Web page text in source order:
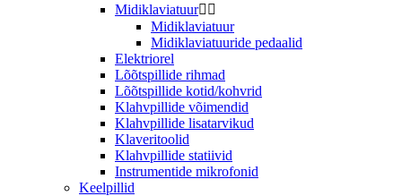
Midiklaviatuur 
Midiklaviatuur
Midiklaviatuuride pedaalid
Elektriorel
Lõõtspillide rihmad
Lõõtspillide kotid/kohvrid
Klahvpillide võimendid
Klahvpillide lisatarvikud
Klaveritoolid
Klahvpillide statiivid
Instrumentide mikrofonid
Keelpillid